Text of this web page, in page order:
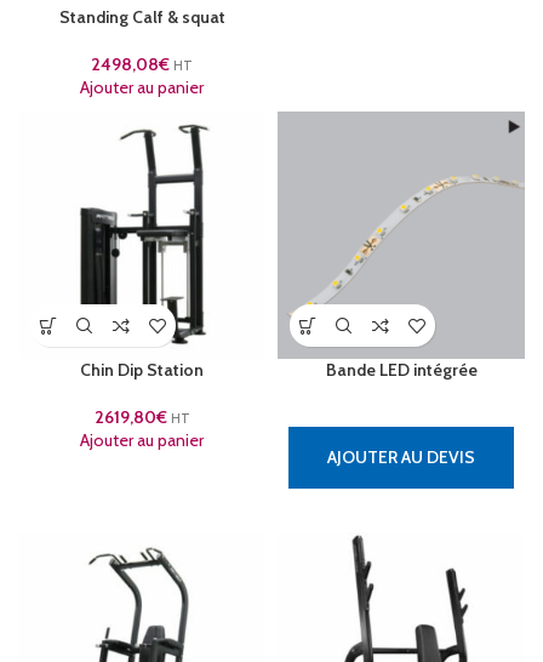
Standing Calf & squat
2498,08€ HT
Ajouter au panier
Chin Dip Station
2619,80€ HT
Ajouter au panier
Bande LED intégrée
AJOUTER AU DEVIS